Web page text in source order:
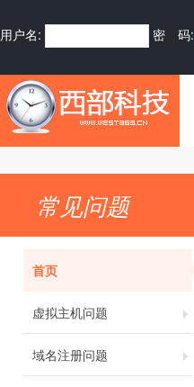
用户名: 密 码:
常见问题
首页
虚拟主机问题
域名注册问题